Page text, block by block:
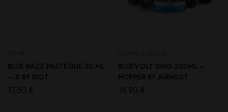
BLUE RAZZ PASTÈQUE 50 ML
– X BY RIOT
17,50 €
BLUEVOLT 0MG 200ML –
HOPPER BY AIRMUST
19,90 €